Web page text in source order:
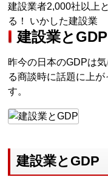
建設業者2,000社以上
る！ いかした建設業
建設業とGDP
昨今の日本のGDPは
る商談時に話題に上
す。
建設業とGDP